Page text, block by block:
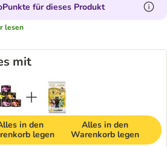
für dieses Produkt
lesen
mit
in den
legen
Alles in den
Warenkorb legen